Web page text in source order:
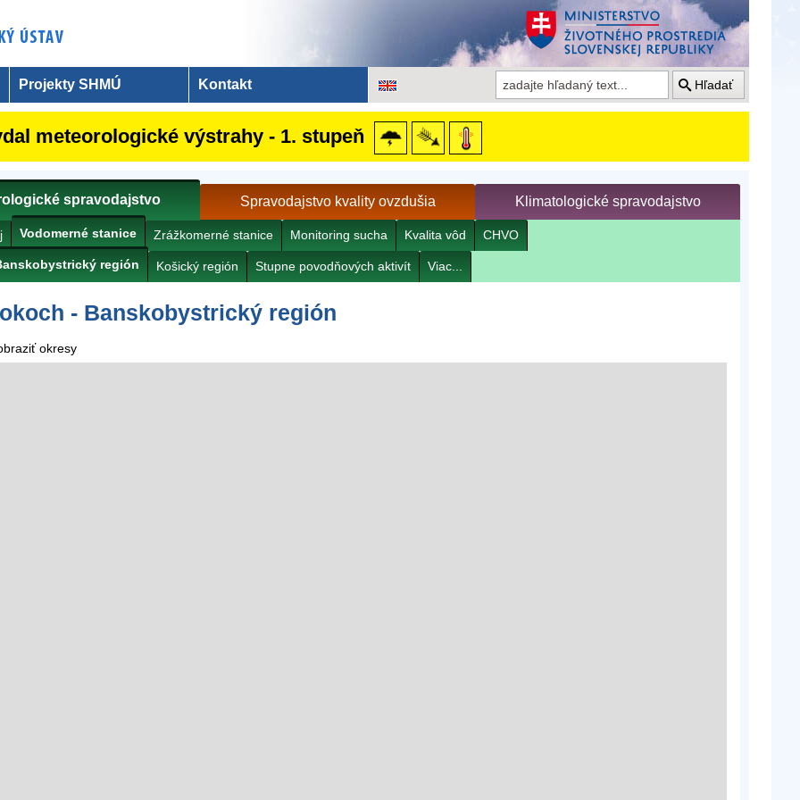
Projekty SHMÚ Kontakt Hľadať
meteorologické výstrahy - 1. stupeň
spravodajstvo Spravodajstvo kvality ovzdušia Klimatologické spravodajstvo
Vodomerné stanice Zrážkomerné stanice Monitoring sucha Kvalita vôd CHVO
región Košický región Stupne povodňových aktivít Viac...
- Banskobystrický región
okresy